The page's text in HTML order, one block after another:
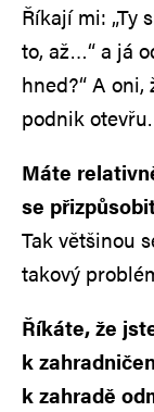
Říkají mi: „Ty
to, až…“ a já
hned?“ A
podnik
Máte
se
Tak většinou
takový
Říkáte, že
k
k zahradě